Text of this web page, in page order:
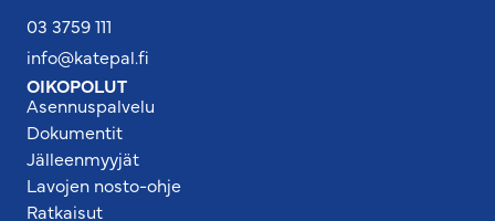
03 3759 111
info@katepal.fi
OIKOPOLUT
Asennuspalvelu
Dokumentit
Jälleenmyyjät
Lavojen nosto-ohje
Ratkaisut